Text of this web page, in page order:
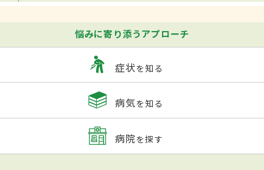
悩みに寄り添うアプローチ
症状を知る
病気を知る
病院を探す